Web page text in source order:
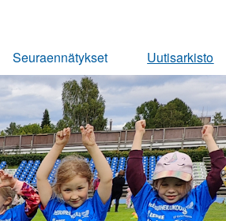
Seuraennätykset
Miehet
Naiset
Pojat
Tytöt
Uutisarkisto